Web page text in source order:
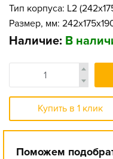
Тип корпуса: L2
Размер, мм:
Наличие: В
Купить в 1 клик
Поможем